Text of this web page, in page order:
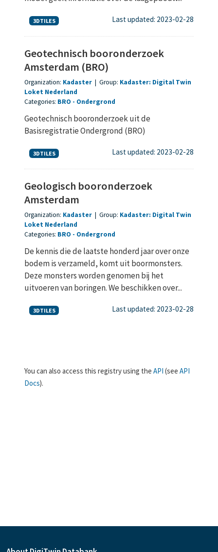
3DTILES Last updated: 2023-02-28
Geotechnisch booronderzoek
Amsterdam (BRO)
Organization: Kadaster | Group: Kadaster: Digital Twin
Loket Nederland
Categories: BRO Ondergrond
Geotechnisch booronderzoek uit de
Basisregistratie Ondergrond (BRO)
3DTILES Last updated: 2023-02-28
Geologisch booronderzoek
Amsterdam
Organization: Kadaster | Group: Kadaster: Digital Twin
Loket Nederland
Categories: BRO Ondergrond
De kennis die de laatste honderd jaar over onze
bodem is verzameld, komt uit boormonsters.
Deze monsters worden genomen bij het
uitvoeren van boringen. We beschikken over...
3DTILES Last updated: 2023-02-28
You can also access this registry using the API (see API
Docs).